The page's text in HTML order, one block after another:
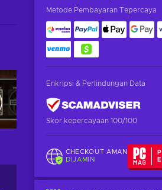
Metode Pembayaran Tepercaya
Enkripsi & Perlindungan Data
Skor kepercayaan 100/100
CHECKOUT AMAN
DIJAMIN